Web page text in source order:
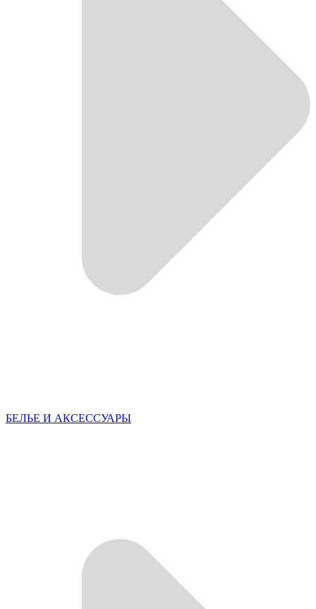
БЕЛЬЕ И АКСЕССУАРЫ